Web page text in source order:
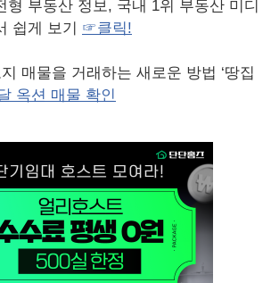
부동산 정보, 국내 1위 부동산 미디
쉽게 보기 ☞클릭!
매물을 거래하는 새로운 방법 ‘땅집
옥션 매물 확인